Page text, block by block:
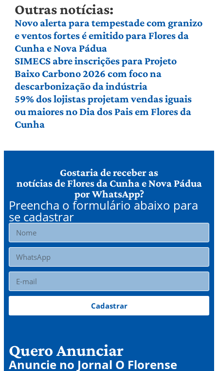
Outras notícias:
Novo alerta para tempestade com granizo
e ventos fortes é emitido para Flores da
Cunha e Nova Pádua
SIMECS abre inscrições para Projeto
Baixo Carbono 2026 com foco na
descarbonização da indústria
59% dos lojistas projetam vendas iguais
ou maiores no Dia dos Pais em Flores da
Cunha
Gostaria de receber as
notícias de Flores da Cunha e Nova Pádua
por WhatsApp?
Preencha o formulário abaixo para
se cadastrar
Cadastrar
Quero Anunciar
Anuncie no Jornal O Florense